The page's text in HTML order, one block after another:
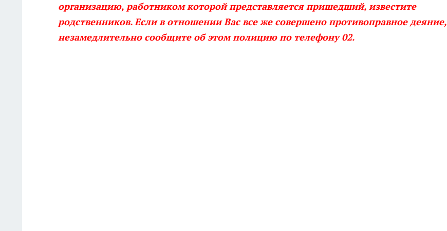
организацию, работником которой представляется пришедший, известите
родственников. Если в отношении Вас все же совершено противоправное деяние,
незамедлительно сообщите об этом полицию по телефону 02.